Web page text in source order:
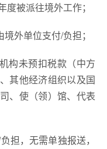
被派往境外工作；
外单位支付/负担；
构未预扣税款（中方
其他经济组织以及国
、使（领）馆、代表
担，无需单独报送，